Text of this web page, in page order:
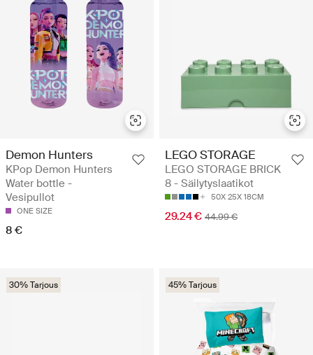
Demon Hunters
KPop Demon Hunters
Water bottle -
Vesipullot
ONE SIZE
8 €
LEGO STORAGE
LEGO STORAGE BRICK
8 - Säilytyslaatikot
50X 25X 18CM
29.24 € 44.99 €
30% Tarjous 45% Tarjous